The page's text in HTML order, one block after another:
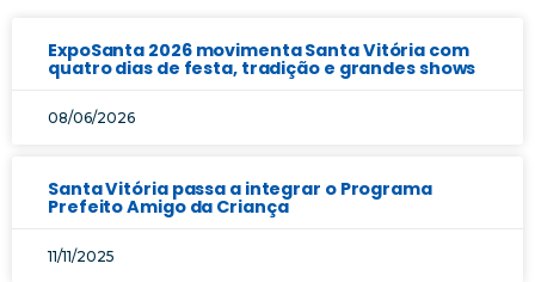
ExpoSanta 2026 movimenta Santa Vitória com
quatro dias de festa, tradição e grandes shows
08/06/2026
Santa Vitória passa a integrar o Programa
Prefeito Amigo da Criança
11/11/2025